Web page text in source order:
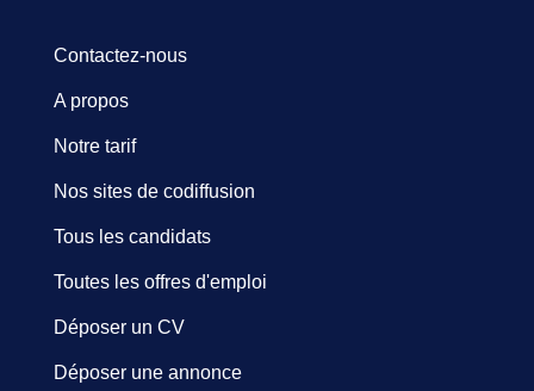
Contactez-nous
A propos
Notre tarif
Nos sites de codiffusion
Tous les candidats
Toutes les offres d'emploi
Déposer un CV
Déposer une annonce